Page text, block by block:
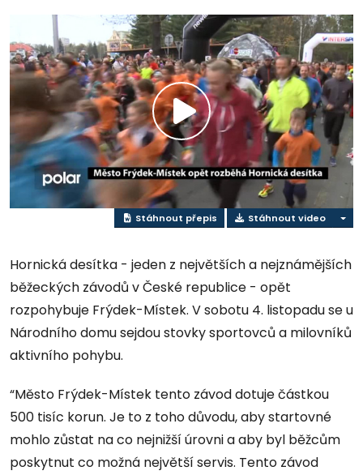
Přehrát
video
Stáhnout přepis Stáhnout video
Hornická desítka - jeden z největších a nejznámějších
běžeckých závodů v České republice - opět
rozpohybuje Frýdek-Místek. V sobotu 4. listopadu se u
Národního domu sejdou stovky sportovců a milovníků
aktivního pohybu.
“Město Frýdek-Místek tento závod dotuje částkou
500 tisíc korun. Je to z toho důvodu, aby startovné
mohlo zůstat na co nejnižší úrovni a aby byl běžcům
poskytnut co možná největší servis. Tento závod